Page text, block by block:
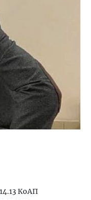
КоАП
Генеральный директор
ЗИАС — об эстетике
трендах в фасадах и
СТРОИТЕЛЬСТВО